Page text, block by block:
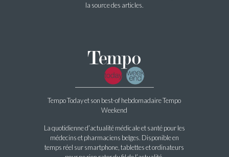
la source des articles.
Tempo Today et son best-of hebdomadaire Tempo
Weekend
La quotidienne d’actualité médicale et santé pour les
médecins et pharmaciens belges. Disponible en
temps réel sur smartphone, tablettes et ordinateurs